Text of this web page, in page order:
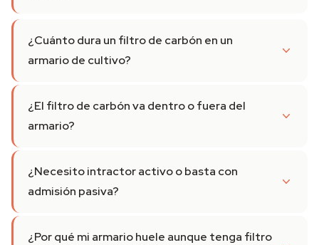
¿Cuánto dura un filtro de carbón en un
armario de cultivo?
¿El filtro de carbón va dentro o fuera del
armario?
¿Necesito intractor activo o basta con
admisión pasiva?
¿Por qué mi armario huele aunque tenga filtro